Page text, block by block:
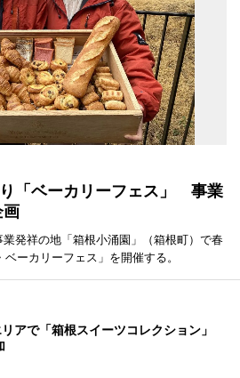
「ベーカリーフェス」 事業
画
発祥の地「箱根小涌園」（箱根町）で春
ーカリーフェス」を開催する。
アで「箱根スイーツコレクション」